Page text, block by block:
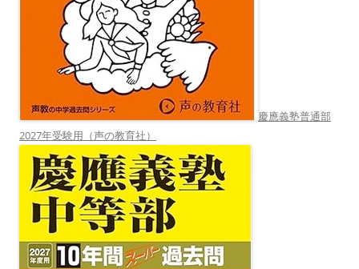
慶應義塾普通部
2027年受験用（声の教育社）